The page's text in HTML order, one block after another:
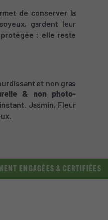
de conserver la
gardent leur
: elle reste
et non gras
& non photo-
Jasmin, Fleur
& CERTIFIÉES